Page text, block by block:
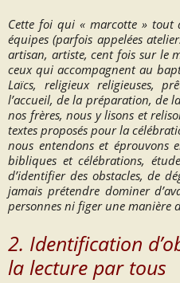
Cette foi qui « marcotte »
équipes (parfois appelées
artisan, artiste,cent fois sur le
ceux qui accompagnent au
Laïcs, religieux religieuses,
l’accueil, de la préparation, de
nos frères, nous y lisons et
textes proposés pour la
nous entendons et éprouvons
bibliques et célébrations,
d’identifier des obstacles, de
jamais prétendre dominer
personnes ni figer une manière
2. Identification
la lecture par tous